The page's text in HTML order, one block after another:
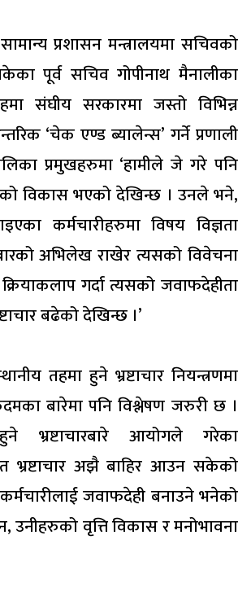
प्रशासन मन्त्रालयमा सचिवको
पूर्व सचिव गोपीनाथ मैनालीका
संघीय सरकारमा जस्तो विभिन्न
‘चेक एण्ड ब्यालेन्स’ गर्ने प्रणाली
प्रमुखहरुमा ‘हामीले जे गरे पनि
विकास भएको देखिन्छ । उनले भने,
कर्मचारीहरुमा विषय विज्ञता
अभिलेख राखेर त्यसको विवेचना
गर्दा त्यसको जवाफदेहीता
बढेको देखिन्छ ।’
तहमा हुने भ्रष्टाचार नियन्त्रणमा
बारेमा पनि विश्लेषण जरुरी छ ।
भ्रष्टाचारबारे आयोगले गरेका
भ्रष्टाचार अझै बाहिर आउन सकेको
जवाफदेही बनाउने भनेको
उनीहरुको वृत्ति विकास र मनोभावना